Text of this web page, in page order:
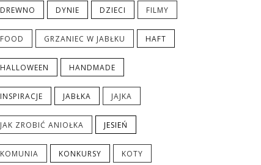
DREWNO DYNIE DZIECI FILMY
FOOD GRZANIEC W JABŁKU HAFT
HALLOWEEN HANDMADE
INSPIRACJE JABŁKA JAJKA
JAK ZROBIĆ ANIOŁKA JESIEŃ
KOMUNIA KONKURSY KOTY